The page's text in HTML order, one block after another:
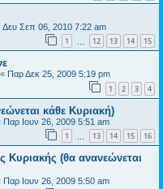
Δευ Σεπ 06, 2010 7:22 am
1 12 13 14 15
« Παρ Δεκ 25, 2009 5:19 pm
1 2 3 4
κάθε Κυριακή)
Παρ Ιουν 26, 2009 5:51 am
1 13 14 15 16
(θα ανανεώνεται
Παρ Ιουν 26, 2009 5:50 am